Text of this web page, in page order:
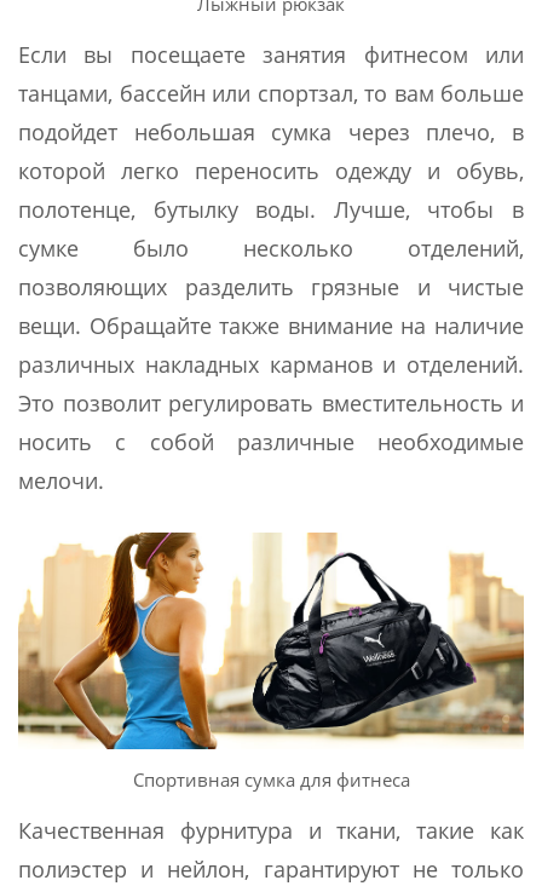
Если вы посещаете занятия фитнесом или
танцами, бассейн или спортзал, то вам больше
подойдет небольшая сумка через плечо, в
которой легко переносить одежду и обувь,
полотенце, бутылку воды. Лучше, чтобы в
сумке было несколько отделений,
позволяющих разделить грязные и чистые
вещи. Обращайте также внимание на наличие
различных накладных карманов и отделений.
Это позволит регулировать вместительность и
носить с собой различные необходимые
мелочи.
Спортивная сумка для фитнеса
Качественная фурнитура и ткани, такие как
полиэстер и нейлон, гарантируют не только